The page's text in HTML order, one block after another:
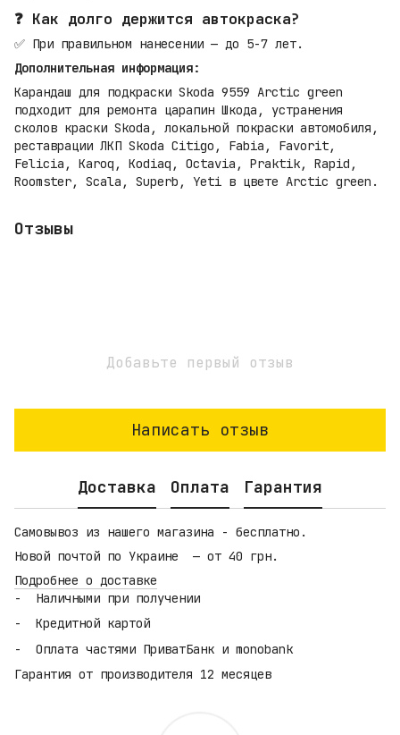
❓ Как долго держится автокраска?
✅ При правильном нанесении — до 5-7 лет.
Дополнительная информация:
Карандаш для подкраски Skoda 9559 Arctic green
подходит для ремонта царапин Шкода, устранения
сколов краски Skoda, локальной покраски автомобиля,
реставрации ЛКП Skoda Citigo, Fabia, Favorit,
Felicia, Karoq, Kodiaq, Octavia, Praktik, Rapid,
Roomster, Scala, Superb, Yeti в цвете Arctic green.
Отзывы
Добавьте первый отзыв
Написать отзыв
Доставка Оплата Гарантия
Самовывоз из нашего магазина - бесплатно.
Новой почтой по Украине — от 40 грн.
Подробнее о доставке
Наличными при получении
Кредитной картой
Оплата частями ПриватБанк и monobank
Гарантия от производителя 12 месяцев